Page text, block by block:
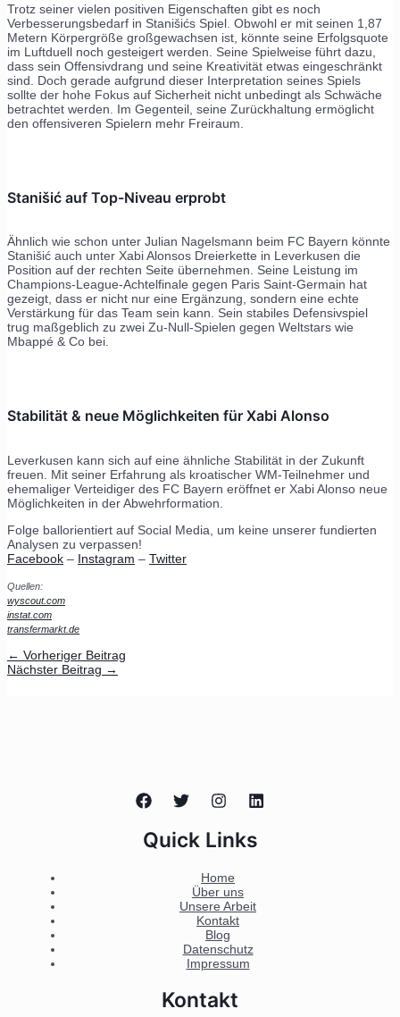
Trotz seiner vielen positiven Eigenschaften gibt es noch
Verbesserungsbedarf in Stanišićs Spiel. Obwohl er mit seinen 1,87
Metern Körpergröße großgewachsen ist, könnte seine Erfolgsquote
im Luftduell noch gesteigert werden. Seine Spielweise führt dazu,
dass sein Offensivdrang und seine Kreativität etwas eingeschränkt
sind. Doch gerade aufgrund dieser Interpretation seines Spiels
sollte der hohe Fokus auf Sicherheit nicht unbedingt als Schwäche
betrachtet werden. Im Gegenteil, seine Zurückhaltung ermöglicht
den offensiveren Spielern mehr Freiraum.
Stanišić auf Top-Niveau erprobt
Ähnlich wie schon unter Julian Nagelsmann beim FC Bayern könnte
Stanišić auch unter Xabi Alonsos Dreierkette in Leverkusen die
Position auf der rechten Seite übernehmen. Seine Leistung im
Champions-League-Achtelfinale gegen Paris Saint-Germain hat
gezeigt, dass er nicht nur eine Ergänzung, sondern eine echte
Verstärkung für das Team sein kann. Sein stabiles Defensivspiel
trug maßgeblich zu zwei Zu-Null-Spielen gegen Weltstars wie
Mbappé & Co bei.
Stabilität & neue Möglichkeiten für Xabi Alonso
Leverkusen kann sich auf eine ähnliche Stabilität in der Zukunft
freuen. Mit seiner Erfahrung als kroatischer WM-Teilnehmer und
ehemaliger Verteidiger des FC Bayern eröffnet er Xabi Alonso neue
Möglichkeiten in der Abwehrformation.
Folge ballorientiert auf Social Media, um keine unserer fundierten
Analysen zu verpassen!
Facebook – Instagram – Twitter
Quellen:
wyscout.com
instat.com
transfermarkt.de
← Vorheriger Beitrag
Nächster Beitrag →
Quick Links
Home
Über uns
Unsere Arbeit
Kontakt
Blog
Datenschutz
Impressum
Kontakt